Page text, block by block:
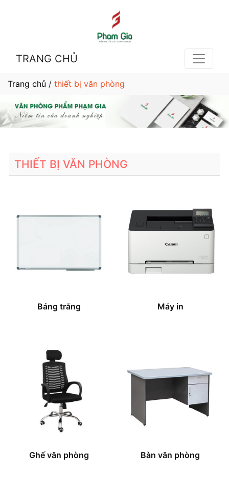
TRANG CHỦ
Trang chủ / thiết bị văn phòng
THIẾT BỊ VĂN PHÒNG
Bảng trắng Máy in
Ghế văn phòng Bàn văn phòng